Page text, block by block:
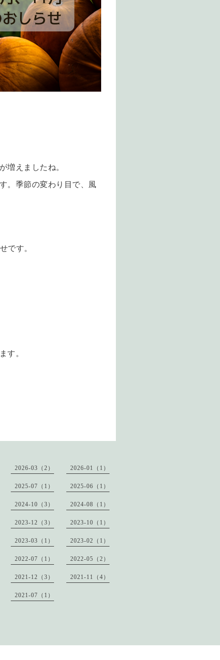
増えましたね。
。季節の変わり目で、風
です。
す。
2026-03（2） 2026-01（1）
2025-07（1） 2025-06（1）
2024-10（3） 2024-08（1）
2023-12（3） 2023-10（1）
2023-03（1） 2023-02（1）
2022-07（1） 2022-05（2）
2021-12（3） 2021-11（4）
2021-07（1）